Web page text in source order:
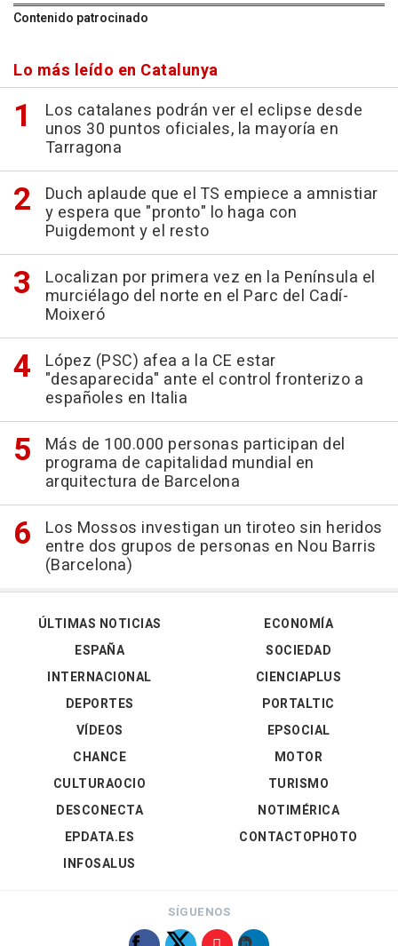
Contenido patrocinado
Lo más leído en Catalunya
Los catalanes podrán ver el eclipse desde
unos 30 puntos oficiales, la mayoría en
Tarragona
Duch aplaude que el TS empiece a amnistiar
y espera que "pronto" lo haga con
Puigdemont y el resto
Localizan por primera vez en la Península el
murciélago del norte en el Parc del Cadí-
Moixeró
López (PSC) afea a la CE estar
"desaparecida" ante el control fronterizo a
españoles en Italia
Más de 100.000 personas participan del
programa de capitalidad mundial en
arquitectura de Barcelona
Los Mossos investigan un tiroteo sin heridos
entre dos grupos de personas en Nou Barris
(Barcelona)
ÚLTIMAS NOTICIAS
ESPAÑA
INTERNACIONAL
DEPORTES
VÍDEOS
ECONOMÍA
SOCIEDAD
CIENCIAPLUS
PORTALTIC
EPSOCIAL
CHANCE
CULTURAOCIO
DESCONECTA
EPDATA.ES
INFOSALUS
MOTOR
TURISMO
NOTIMÉRICA
CONTACTOPHOTO
SÍGUENOS